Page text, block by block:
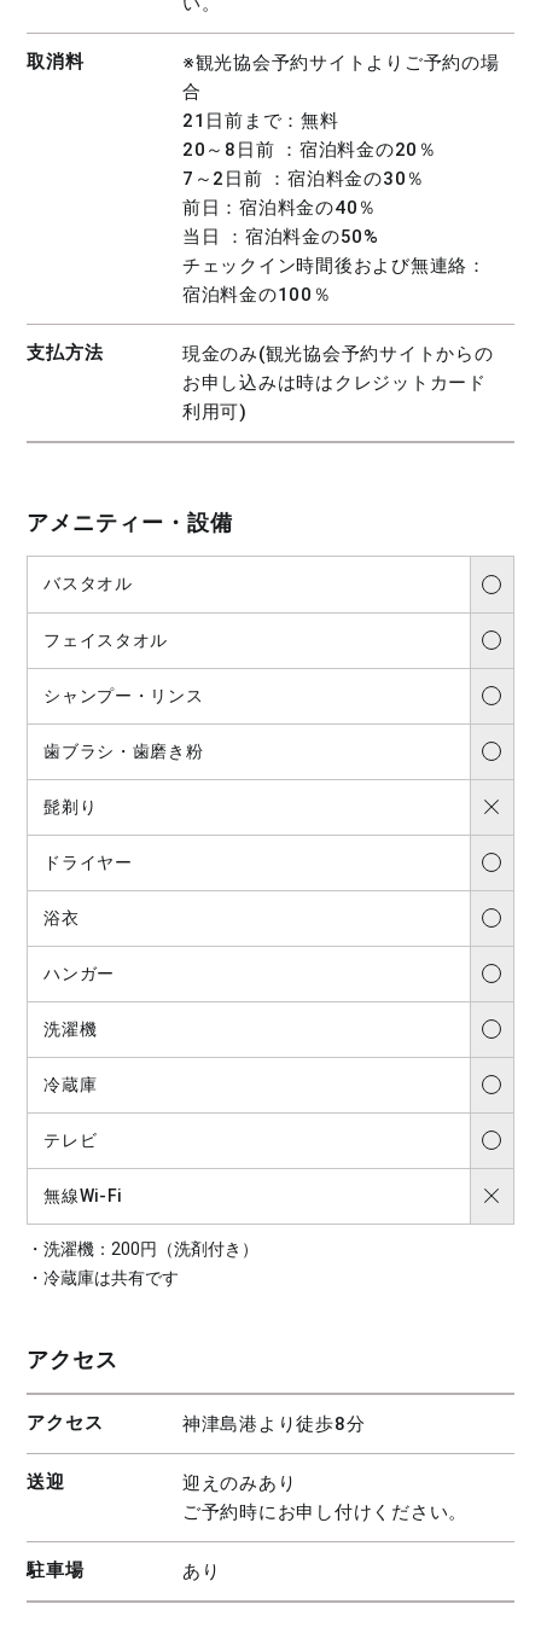
取消料
※観光協会予約サイトよりご予約の場
合
21日前まで：無料
20～8日前 ：宿泊料金の20％
7～2日前 ：宿泊料金の30％
前日：宿泊料金の40％
当日 ：宿泊料金の50%
チェックイン時間後および無連絡：
宿泊料金の100％
支払方法
現金のみ(観光協会予約サイトからの
お申し込みは時はクレジットカード
利用可)
アメニティー・設備
バスタオル
フェイスタオル
シャンプー・リンス
歯ブラシ・歯磨き粉
髭剃り
ドライヤー
浴衣
ハンガー
洗濯機
冷蔵庫
テレビ
無線Wi-Fi
洗濯機：200円（洗剤付き）
冷蔵庫は共有です
アクセス
アクセス 神津島港より徒歩8分
送迎
迎えのみあり
ご予約時にお申し付けください。
駐車場 あり